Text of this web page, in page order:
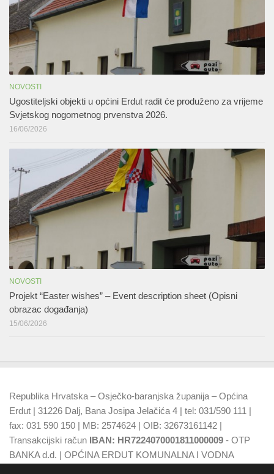
NOVOSTI
Ugostiteljski objekti u općini Erdut radit će produženo za vrijeme
Svjetskog nogometnog prvenstva 2026.
16/06/2026
NOVOSTI
Projekt “Easter wishes” – Event description sheet (Opisni
obrazac događanja)
15/06/2026
Republika Hrvatska – Osječko-baranjska županija – Općina
Erdut | 31226 Dalj, Bana Josipa Jelačića 4 | tel: 031/590 111 |
fax: 031 590 150 | MB: 2574624 | OIB: 32673161142 |
Transakcijski račun IBAN: HR7224070001811000009 - OTP
BANKA d.d. | OPĆINA ERDUT KOMUNALNA I VODNA